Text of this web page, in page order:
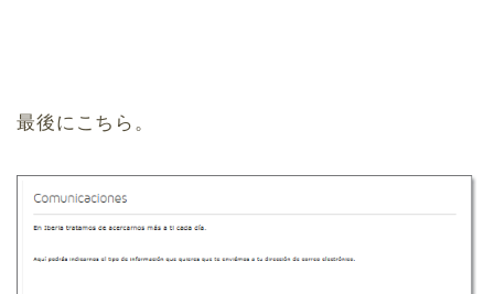
最後にこちら。